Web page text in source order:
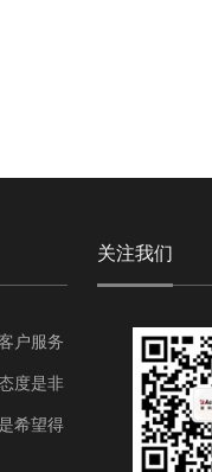
户服务
度是非
希望得
关注我们